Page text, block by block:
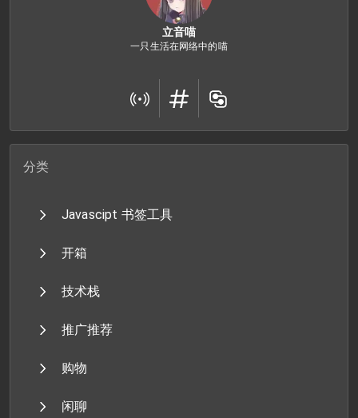
立音喵
一只生活在网络中的喵
分类
Javascipt 书签工具
开箱
技术栈
推广推荐
购物
闲聊